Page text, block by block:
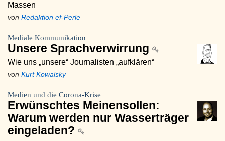
Massen
von Redaktion ef-Perle
Mediale Kommunikation
Unsere Sprachverwirrung
Wie uns „unsere“ Journalisten „aufklären“
von Kurt Kowalsky
Medien und die Corona-Krise
Erwünschtes Meinensollen:
Warum werden nur Wasserträger
eingeladen?